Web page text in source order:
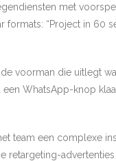
met
“Project in 60
voorman die uitlegt
WhatsApp-knop
team een complexe
retargeting-